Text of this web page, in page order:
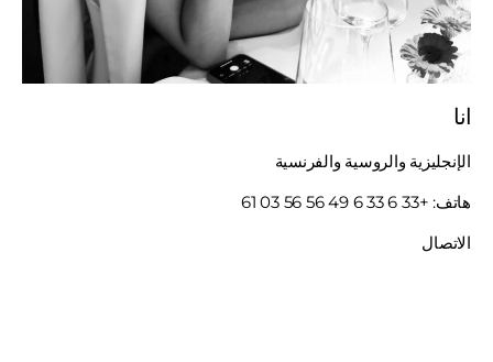
انا
الإنجليزية والروسية والفرنسية
هاتف: +33 6 33 6 49 56 56 03 61
الاتصال